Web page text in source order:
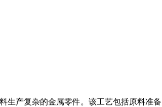
产复杂的金属零件。该工艺包括原料准